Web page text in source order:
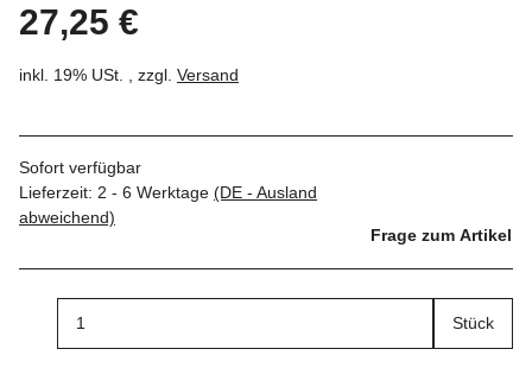
27,25 €
inkl. 19% USt. , zzgl. Versand
Sofort verfügbar
Lieferzeit: 2 - 6 Werktage (DE - Ausland
abweichend)
Frage zum Artikel
Stück